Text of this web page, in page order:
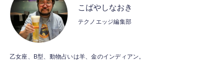
MFi認証 【ハイレゾ音質】 内蔵DAC 遅延な
し 48ビット/96KHz 音量調節対応
【HIFI音質】iphone イヤホンジャック ライ
ット）
￥53,900
霊界コミュニケーションロボット BAKETAN
こばやしなおき
テクノエッジ編集部
乙女座、B型、動物占いは羊、金のインディアン。